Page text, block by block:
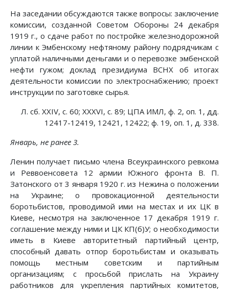
На заседании обсуждаются также вопросы: заключение
комиссии, созданной Советом Обороны 24 декабря
1919 г., о сдаче работ по постройке железнодорожной
линии к Эмбенскому нефтяному району подрядчикам с
уплатой наличными деньгами и о перевозке эмбенской
нефти гужом; доклад президиума ВСНХ об итогах
деятельности комиссии по электроснабжению; проект
инструкции по заготовке сырья.
Л. сб. XXIV, с. 60; XXXVI, с. 89; ЦПА ИМЛ, ф. 2, оп. 1, дд.
12417-12419, 12421, 12422; ф. 19, оп. 1, д. 338.
Январь, не ранее 3.
Ленин получает письмо члена Всеукраинского ревкома
и Реввоенсовета 12 армии Южного фронта В. П.
Затонского от 3 января 1920 г. из Нежина о положении
на Украине; о провокационной деятельности
боротьбистов, проводимой ими на местах и их ЦК в
Киеве, несмотря на заключенное 17 декабря 1919 г.
соглашение между ними и ЦК КП(б)У; о необходимости
иметь в Киеве авторитетный партийный центр,
способный давать отпор боротьбистам и оказывать
помощь местным советским и партийным
организациям; с просьбой прислать на Украину
работников для укрепления партийных комитетов,